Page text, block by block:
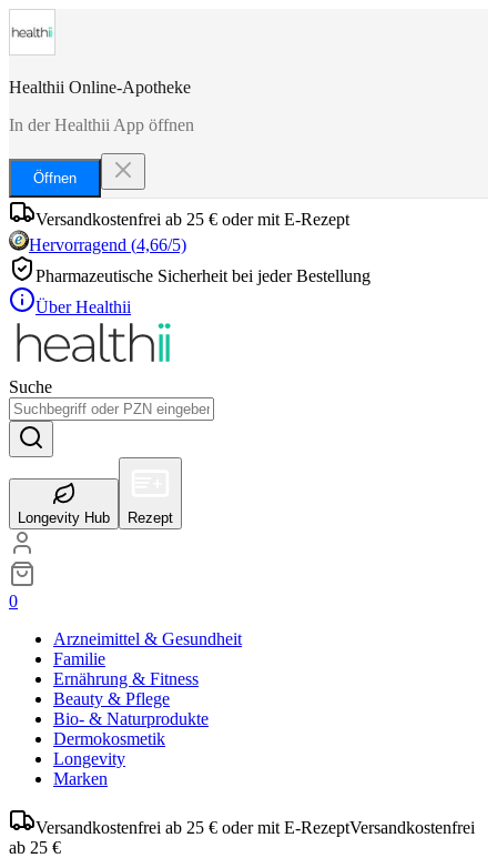
Healthii Online-Apotheke
In der Healthii App öffnen
Öffnen
Versandkostenfrei ab 25 € oder mit E-Rezept
Hervorragend (4,66/5)
Pharmazeutische Sicherheit bei jeder Bestellung
Über Healthii
Suche
Longevity Hub Rezept
0
Arzneimittel & Gesundheit
Familie
Ernährung & Fitness
Beauty & Pflege
Bio- & Naturprodukte
Dermokosmetik
Longevity
Marken
Versandkostenfrei ab 25 € oder mit E-RezeptVersandkostenfrei
ab 25 €